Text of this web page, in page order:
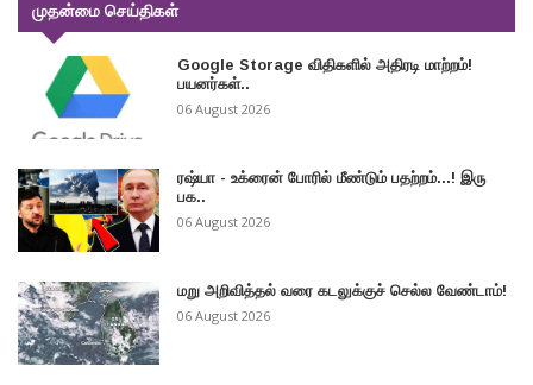
முதன்மை செய்திகள்
Google Storage விதிகளில் அதிரடி மாற்றம்!
பயனர்கள்..
06 August 2026
ரஷ்யா - உக்ரைன் போரில் மீண்டும் பதற்றம்...! இரு
பக..
06 August 2026
மறு அறிவித்தல் வரை கடலுக்குச் செல்ல வேண்டாம்!
06 August 2026